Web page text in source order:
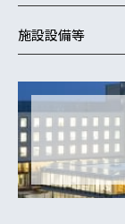
施設設備等